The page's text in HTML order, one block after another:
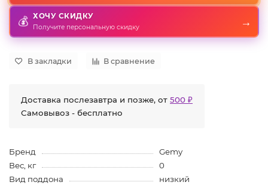
💰 ХОЧУ СКИДКУ
Получите персональную скидку →
В закладки В сравнение
Доставка послезавтра и позже, от 500 ₽
Самовывоз - бесплатно
Бренд
Gemy
Вес, кг
0
Вид поддона
низкий